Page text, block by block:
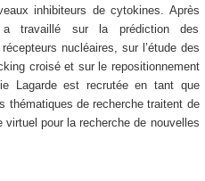
inhibiteurs de cytokines. Après
a travaillé sur la prédiction des
nucléaires, sur l’étude des
croisé et sur le repositionnement
Lagarde est recrutée en tant que
thématiques de recherche traitent de
virtuel pour la recherche de nouvelles